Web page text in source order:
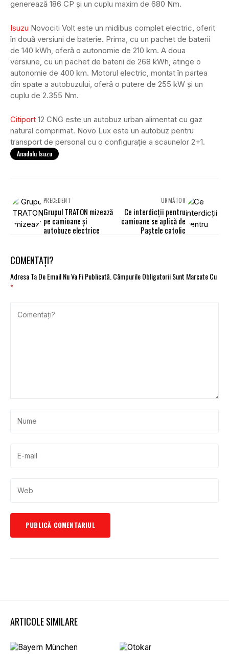
generează 186 CP și un cuplu maxim de 680 Nm.
Isuzu Novociti Volt este un midibus complet electric, oferit
în două versiuni de baterie. Prima, cu un pachet de baterii
de 140 kWh, oferă o autonomie de 210 km. A doua
versiune, cu un pachet de baterii de 268 kWh, atinge o
autonomie de 400 km. Motorul electric, montat în partea
din spate a autobuzului, oferă o putere de 255 kW și un
cuplu de 2.355 Nm.
Citiport 12 CNG este un autobuz urban alimentat cu gaz
natural comprimat. Novo Lux este un autobuz pentru
transport de personal cu o configurație a scaunelor 2+1.
Anadolu Isuzu
PRECEDENT
Grupul TRATON mizează
pe camioane și
autobuze electrice
URMĂTOR
Ce interdicții pentru
camioane se aplică de
Paștele catolic
COMENTAȚI?
Adresa Ta De Email Nu Va Fi Publicată. Câmpurile Obligatorii Sunt Marcate Cu
*
ARTICOLE SIMILARE